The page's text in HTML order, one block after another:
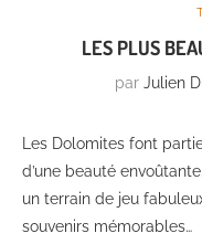
LES PLUS
par Julien
Les Dolomites font
d’une beauté
un terrain de jeu
souvenirs mémorables…